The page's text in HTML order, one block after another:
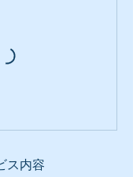
ス内容